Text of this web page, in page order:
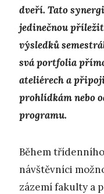
dveří. Tato
jedinečnou
výsledků
svá portfolia
ateliérech a
prohlídkám nebo
programu.
Během
návštěvníci
zázemí fakulty a